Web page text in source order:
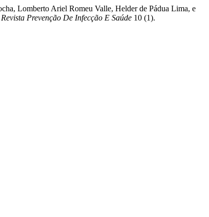
Lomberto Ariel Romeu Valle, Helder de Pádua Lima, e
Revista Prevenção De Infecção E Saúde 10 (1).